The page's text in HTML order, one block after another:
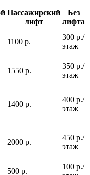
Пассажирский
лифт
Без
лифта
1100 р.
300 р./
этаж
1550 р.
350 р./
этаж
1400 р.
400 р./
этаж
2000 р.
450 р./
этаж
500 р.
100 р./